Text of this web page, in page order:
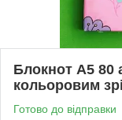
Блокнот А5 80
кольоровим
Готово до відправки